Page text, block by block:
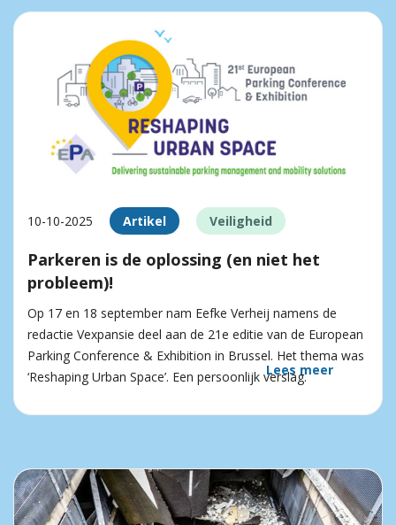
10-10-2025 Artikel Veiligheid
Parkeren is de oplossing (en niet het
probleem)!
Op 17 en 18 september nam Eefke Verheij namens de
redactie Vexpansie deel aan de 21e editie van de European
Parking Conference & Exhibition in Brussel. Het thema was
‘Reshaping Urban Space’. Een persoonlijk verslag.
Lees meer